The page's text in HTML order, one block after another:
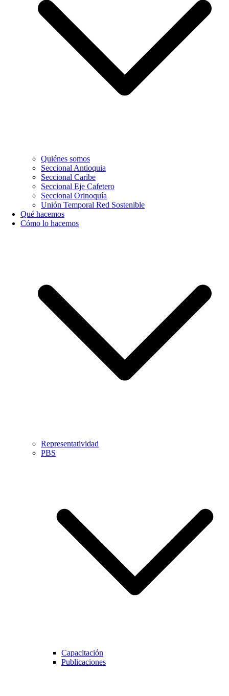
Quiénes somos
Seccional Antioquia
Seccional Caribe
Seccional Eje Cafetero
Seccional Orinoquía
Unión Temporal Red Sostenible
Qué hacemos
Cómo lo hacemos
Representatividad
PBS
Capacitación
Publicaciones